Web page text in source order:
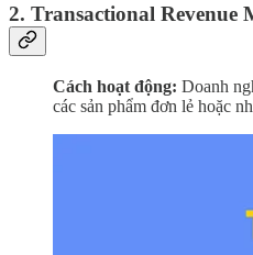
2. Transactional Revenue
Cách hoạt động: Doanh
các sản phẩm đơn lẻ hoặc